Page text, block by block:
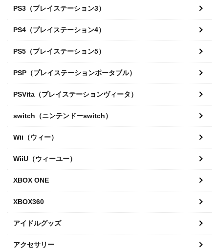
PS3（プレイステーション3）
PS4（プレイステーション4）
PS5（プレイステーション5）
PSP（プレイステーションポータブル）
PSVita（プレイステーションヴィータ）
switch（ニンテンドーswitch）
Wii（ウィー）
WiiU（ウィーユー）
XBOX ONE
XBOX360
アイドルグッズ
アクセサリー